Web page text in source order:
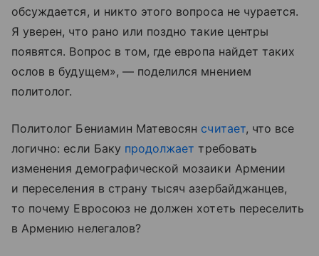
обсуждается, и никто этого вопроса не чурается.
Я уверен, что рано или поздно такие центры
появятся. Вопрос в том, где европа найдет таких
ослов в будущем», — поделился мнением
политолог.
Политолог Бениамин Матевосян считает, что все
логично: если Баку продолжает требовать
изменения демографической мозаики Армении
и переселения в страну тысяч азербайджанцев,
то почему Евросоюз не должен хотеть переселить
в Армению нелегалов?